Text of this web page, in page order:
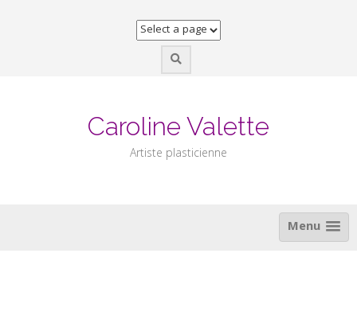
Caroline Valette
Artiste plasticienne
Menu